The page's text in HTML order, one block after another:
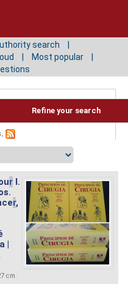
search
Most popular
Refine your search
r I.
r,
|
cm.